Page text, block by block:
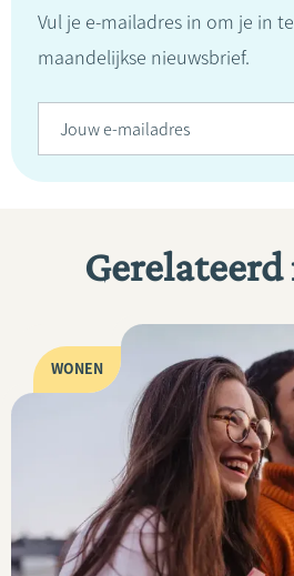
Vul je e-mailadres in om je in
maandelijkse nieuwsbrief.
WONEN